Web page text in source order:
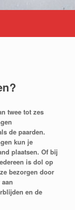
twee tot zes
de paarden.
kun je
plaatsen. Of bij
is dol op
bezorgen door
en de